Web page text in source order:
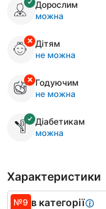
Дорослим
можна
Дітям
не можна
Годуючим
не можна
Діабетикам
можна
Характеристики
№9 в категорії